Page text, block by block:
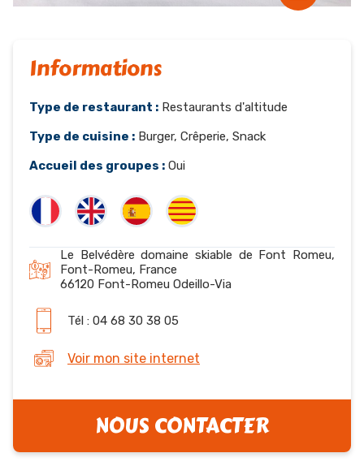
Informations
Type de restaurant : Restaurants d'altitude
Type de cuisine : Burger, Crêperie, Snack
Accueil des groupes : Oui
Le Belvédère domaine skiable de Font Romeu,
Font-Romeu, France
66120 Font-Romeu Odeillo-Via
Tél : 04 68 30 38 05
Voir mon site internet
NOUS CONTACTER